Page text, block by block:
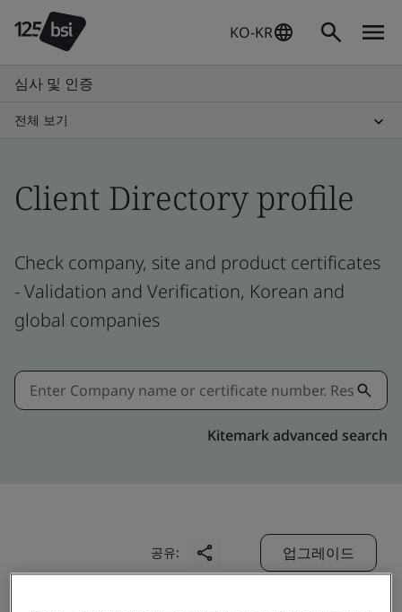
KO-KR
심사 및 인증
전체 보기
Client Directory profile
Check company, site and product certificates
- Validation and Verification, Korean and
global companies
Kitemark advanced search
공유: 업그레이드